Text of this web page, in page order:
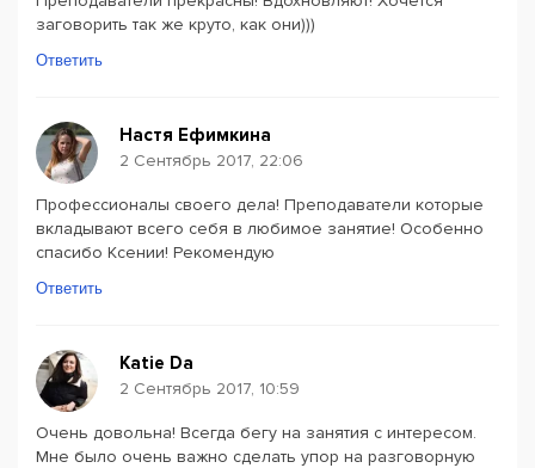
заговорить так же круто, как они)))
Ответить
Настя Ефимкина
2 Сентябрь 2017, 22:06
Профессионалы своего дела! Преподаватели которые
вкладывают всего себя в любимое занятие! Особенно
спасибо Ксении! Рекомендую
Ответить
Katie Da
2 Сентябрь 2017, 10:59
Очень довольна! Всегда бегу на занятия с интересом.
Мне было очень важно сделать упор на разговорную